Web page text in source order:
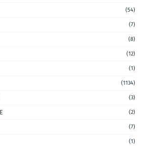
(54)
(7)
(8)
(12)
(1)
(1134)
(3)
(2)
(7)
(1)